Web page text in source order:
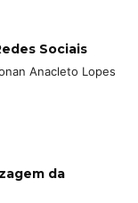
Sociais
Anacleto Lopes
da